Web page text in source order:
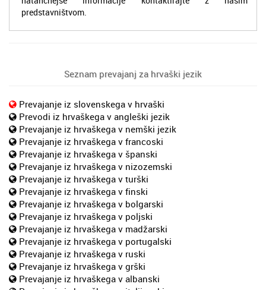
predstavništvom.
Seznam prevajanj za hrvaški jezik
Prevajanje iz slovenskega v hrvaški
Prevodi iz hrvaškega v angleški jezik
Prevajanje iz hrvaškega v nemški jezik
Prevajanje iz hrvaškega v francoski
Prevajanje iz hrvaškega v španski
Prevajanje iz hrvaškega v nizozemski
Prevajanje iz hrvaškega v turški
Prevajanje iz hrvaškega v finski
Prevajanje iz hrvaškega v bolgarski
Prevajanje iz hrvaškega v poljski
Prevajanje iz hrvaškega v madžarski
Prevajanje iz hrvaškega v portugalski
Prevajanje iz hrvaškega v ruski
Prevajanje iz hrvaškega v grški
Prevajanje iz hrvaškega v albanski